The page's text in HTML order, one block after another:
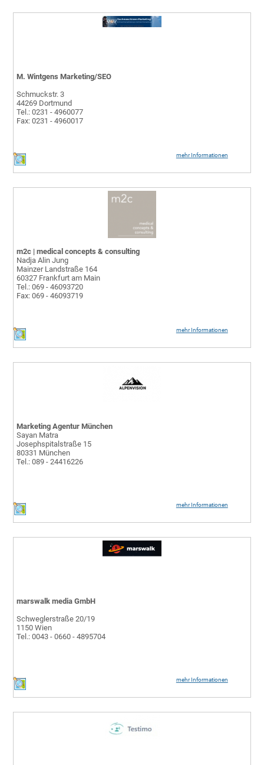
mehr Informationen
M. Wintgens Marketing/SEO
Schmuckstr. 3
44269 Dortmund
Tel.: 0231 - 4960077
Fax: 0231 - 4960017
mehr Informationen
m2c | medical concepts & consulting
Nadja Alin Jung
Mainzer Landstraße 164
60327 Frankfurt am Main
Tel.: 069 - 46093720
Fax: 069 - 46093719
mehr Informationen
Marketing Agentur München
Sayan Matra
Josephspitalstraße 15
80331 München
Tel.: 089 - 24416226
mehr Informationen
marswalk media GmbH
Schweglerstraße 20/19
1150 Wien
Tel.: 0043 - 0660 - 4895704